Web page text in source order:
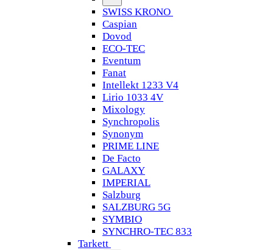
SWISS KRONO
Caspian
Dovod
ECO-TEC
Eventum
Fanat
Intellekt 1233 V4
Lirio 1033 4V
Mixology
Synchropolis
Synonym
PRIME LINE
De Facto
GALAXY
IMPERIAL
Salzburg
SALZBURG 5G
SYMBIO
SYNCHRO-TEC 833
Tarkett